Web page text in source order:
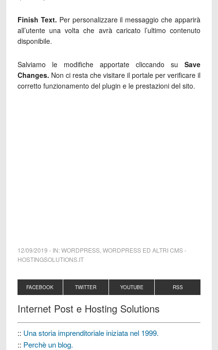
Finish Text. Per personalizzare il messaggio che apparirà
all’utente una volta che avrà caricato l’ultimo contenuto
disponibile.
Salviamo le modifiche apportate cliccando suSave
Changes. Non ci resta che visitare il portale per verificare il
corretto funzionamento del plugin e le prestazioni del sito.
12/09/2019 - IN:WORDPRESS, WORDPRESS ED ALTRI CMS-
HOSTINGSOLUTIONS.IT
FACEBOOK TWITTER YOUTUBE RSS
Internet Post e Hosting Solutions
:: Una storia imprenditoriale iniziata nel 1999.
:: Perchè un blog.